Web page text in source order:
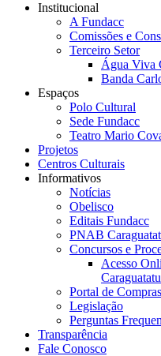
Institucional
A Fundacc
Comissões e
Terceiro Setor
Água Viva
Banda
Espaços
Polo Cultural
Sede Fundacc
Teatro Mario
Projetos
Centros Culturais
Informativos
Notícias
Obelisco
Editais Fundacc
PNAB
Concursos e
Acesso
Portal de Compras
Legislação
Perguntas
Transparência
Fale Conosco